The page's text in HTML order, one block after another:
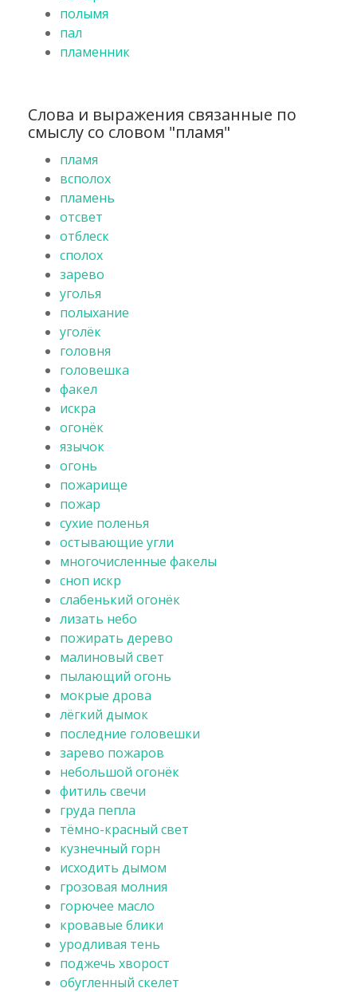
полымя
пал
пламенник
Слова и выражения связанные по
смыслу со словом "пламя"
пламя
всполох
пламень
отсвет
отблеск
сполох
зарево
уголья
полыхание
уголёк
головня
головешка
факел
искра
огонёк
язычок
огонь
пожарище
пожар
сухие поленья
остывающие угли
многочисленные факелы
сноп искр
слабенький огонёк
лизать небо
пожирать дерево
малиновый свет
пылающий огонь
мокрые дрова
лёгкий дымок
последние головешки
зарево пожаров
небольшой огонёк
фитиль свечи
груда пепла
тёмно-красный свет
кузнечный горн
исходить дымом
грозовая молния
горючее масло
кровавые блики
уродливая тень
поджечь хворост
обугленный скелет